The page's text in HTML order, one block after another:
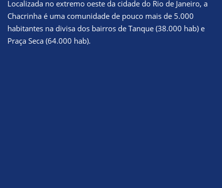
Localizada no extremo oeste da cidade do Rio de Janeiro, a
Chacrinha é uma comunidade de pouco mais de 5.000
habitantes na divisa dos bairros de Tanque (38.000 hab) e
Praça Seca (64.000 hab).